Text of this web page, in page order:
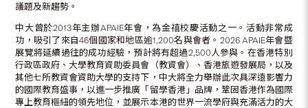
議題及新趨勢。
中大曾於2013年主辦APAIE年會，為金禧校慶活動之一。活動非常成
功，吸引了來自46個國家和地區逾1,200名與會者。2026 APAIE年會暨
展覽將延續過往的成功經驗，預計將有超過2,500人參與。在香港特別
行政區政府、大學教育資助委員會（教資會）、香港旅遊發展局，以及
其他七所教資會資助大學的支持下，中大將全力舉辦此次具深遠影響力
的國際教育盛事，以進一步推廣「留學香港」品牌，鞏固香港作為國際
專上教育樞紐的領先地位，並展示本港的世界一流學府與充滿活力的大